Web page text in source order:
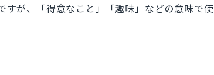
が、「得意なこと」「趣味」などの意味で使